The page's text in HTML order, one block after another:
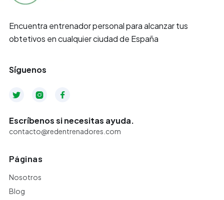
Encuentra entrenador personal para alcanzar tus
obtetivos en cualquier ciudad de España
Síguenos
  
Escríbenos si necesitas ayuda.
contacto@redentrenadores.com
Páginas
Nosotros
Blog